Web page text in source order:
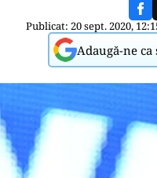
Publicat: 20 sept. 2020,
Adaugă-ne